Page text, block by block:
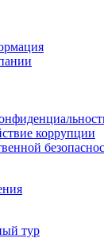
коррупции
тур